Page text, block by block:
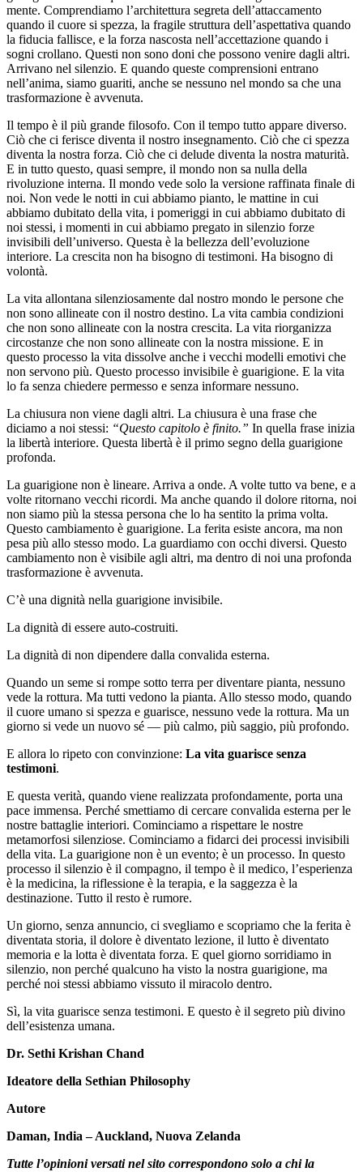
mente. Comprendiamo l’architettura segreta dell’attaccamento
quando il cuore si spezza, la fragile struttura dell’aspettativa quando
la fiducia fallisce, e la forza nascosta nell’accettazione quando i
sogni crollano. Questi non sono doni che possono venire dagli altri.
Arrivano nel silenzio. E quando queste comprensioni entrano
nell’anima, siamo guariti, anche se nessuno nel mondo sa che una
trasformazione è avvenuta.
Il tempo è il più grande filosofo. Con il tempo tutto appare diverso.
Ciò che ci ferisce diventa il nostro insegnamento. Ciò che ci spezza
diventa la nostra forza. Ciò che ci delude diventa la nostra maturità.
E in tutto questo, quasi sempre, il mondo non sa nulla della
rivoluzione interna. Il mondo vede solo la versione raffinata finale di
noi. Non vede le notti in cui abbiamo pianto, le mattine in cui
abbiamo dubitato della vita, i pomeriggi in cui abbiamo dubitato di
noi stessi, i momenti in cui abbiamo pregato in silenzio forze
invisibili dell’universo. Questa è la bellezza dell’evoluzione
interiore. La crescita non ha bisogno di testimoni. Ha bisogno di
volontà.
La vita allontana silenziosamente dal nostro mondo le persone che
non sono allineate con il nostro destino. La vita cambia condizioni
che non sono allineate con la nostra crescita. La vita riorganizza
circostanze che non sono allineate con la nostra missione. E in
questo processo la vita dissolve anche i vecchi modelli emotivi che
non servono più. Questo processo invisibile è guarigione. E la vita
lo fa senza chiedere permesso e senza informare nessuno.
La chiusura non viene dagli altri. La chiusura è una frase che
diciamo a noi stessi: “Questo capitolo è finito.” In quella frase inizia
la libertà interiore. Questa libertà è il primo segno della guarigione
profonda.
La guarigione non è lineare. Arriva a onde. A volte tutto va bene, e a
volte ritornano vecchi ricordi. Ma anche quando il dolore ritorna, noi
non siamo più la stessa persona che lo ha sentito la prima volta.
Questo cambiamento è guarigione. La ferita esiste ancora, ma non
pesa più allo stesso modo. La guardiamo con occhi diversi. Questo
cambiamento non è visibile agli altri, ma dentro di noi una profonda
trasformazione è avvenuta.
C’è una dignità nella guarigione invisibile.
La dignità di essere auto-costruiti.
La dignità di non dipendere dalla convalida esterna.
Quando un seme si rompe sotto terra per diventare pianta, nessuno
vede la rottura. Ma tutti vedono la pianta. Allo stesso modo, quando
il cuore umano si spezza e guarisce, nessuno vede la rottura. Ma un
giorno si vede un nuovo sé — più calmo, più saggio, più profondo.
E allora lo ripeto con convinzione: La vita guarisce senza
testimoni.
E questa verità, quando viene realizzata profondamente, porta una
pace immensa. Perché smettiamo di cercare convalida esterna per le
nostre battaglie interiori. Cominciamo a rispettare le nostre
metamorfosi silenziose. Cominciamo a fidarci dei processi invisibili
della vita. La guarigione non è un evento; è un processo. In questo
processo il silenzio è il compagno, il tempo è il medico, l’esperienza
è la medicina, la riflessione è la terapia, e la saggezza è la
destinazione. Tutto il resto è rumore.
Un giorno, senza annuncio, ci svegliamo e scopriamo che la ferita è
diventata storia, il dolore è diventato lezione, il lutto è diventato
memoria e la lotta è diventata forza. E quel giorno sorridiamo in
silenzio, non perché qualcuno ha visto la nostra guarigione, ma
perché noi stessi abbiamo vissuto il miracolo dentro.
Sì, la vita guarisce senza testimoni. E questo è il segreto più divino
dell’esistenza umana.
Dr. Sethi Krishan Chand
Ideatore della Sethian Philosophy
Autore
Daman, India – Auckland, Nuova Zelanda
Tutte l’opinioni versati nel sito correspondono solo a chi la